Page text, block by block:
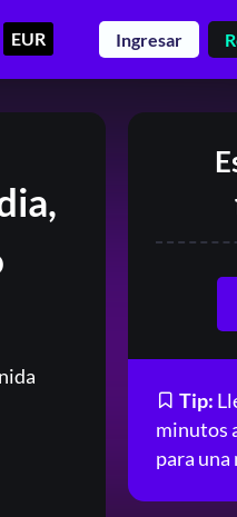
EUR Ingresar
Tip:
minutos
para una